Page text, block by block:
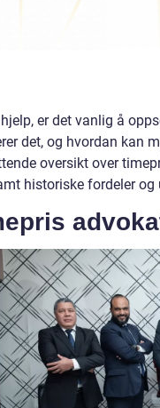
er det vanlig å
det, og hvordan kan
oversikt over
historiske fordeler og